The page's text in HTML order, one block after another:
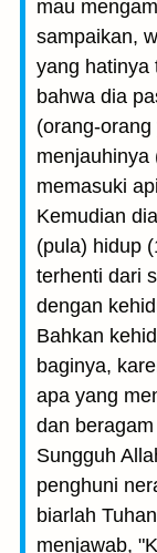
mau
sampaikan,
yang hatinya
bahwa dia
(orang-
menjauhinya
memasuki
Kemudian
(pula) hidup
terhenti dari
dengan
Bahkan
baginya,
apa yang
dan
Sungguh
penghuni
biarlah
menjawab,